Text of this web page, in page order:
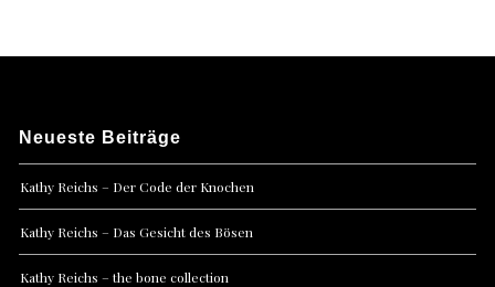
Neueste Beiträge
Kathy Reichs – Der Code der Knochen
Kathy Reichs – Das Gesicht des Bösen
Kathy Reichs – the bone collection